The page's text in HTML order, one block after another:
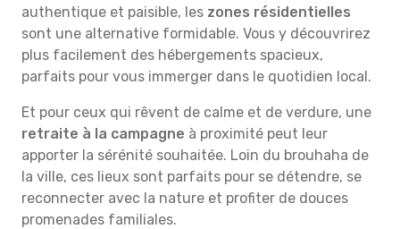
authentique et paisible, les zones résidentielles
sont une alternative formidable. Vous y découvrirez
plus facilement des hébergements spacieux,
parfaits pour vous immerger dans le quotidien local.
Et pour ceux qui rêvent de calme et de verdure, une
retraite à la campagne à proximité peut leur
apporter la sérénité souhaitée. Loin du brouhaha de
la ville, ces lieux sont parfaits pour se détendre, se
reconnecter avec la nature et profiter de douces
promenades familiales.